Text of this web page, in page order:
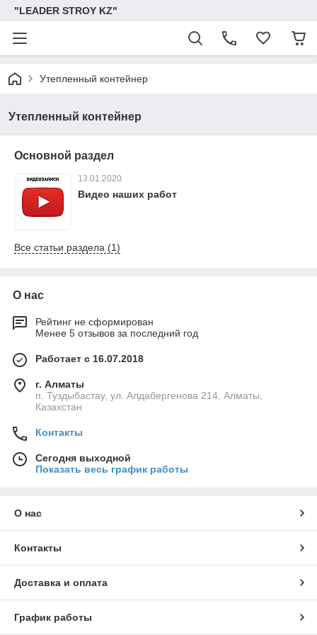
"LEADER STROY KZ"
Утепленный контейнер
Утепленный контейнер
Основной раздел
13.01.2020
Видео наших работ
Все статьи раздела (1)
О нас
Рейтинг не сформирован
Менее 5 отзывов за последний год
Работает с 16.07.2018
г. Алматы
п. Туздыбастау, ул. Алдабергенова 214, Алматы,
Казахстан
Контакты
Сегодня выходной
Показать весь график работы
О нас
Контакты
Доставка и оплата
График работы